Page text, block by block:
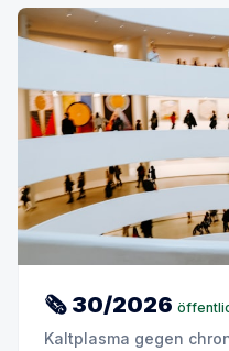
🗞 30/2026
Kaltplasma gegen